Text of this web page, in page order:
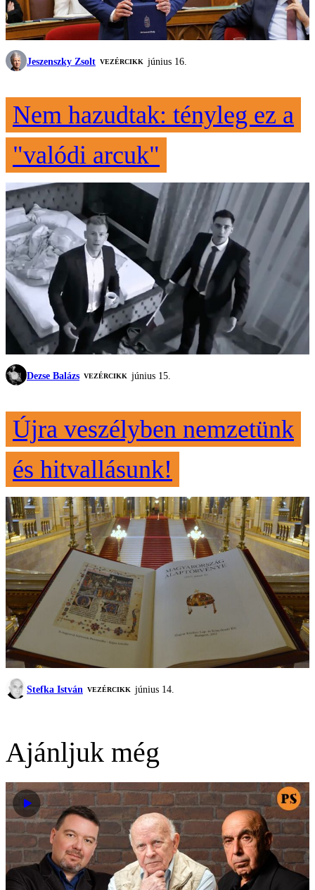
Jeszenszky Zsolt VEZÉRCIKK június 16.
Nem hazudtak: tényleg ez a
"valódi arcuk"
Dezse Balázs VEZÉRCIKK június 15.
Újra veszélyben nemzetünk
és hitvallásunk!
Stefka István VEZÉRCIKK június 14.
Ajánljuk még